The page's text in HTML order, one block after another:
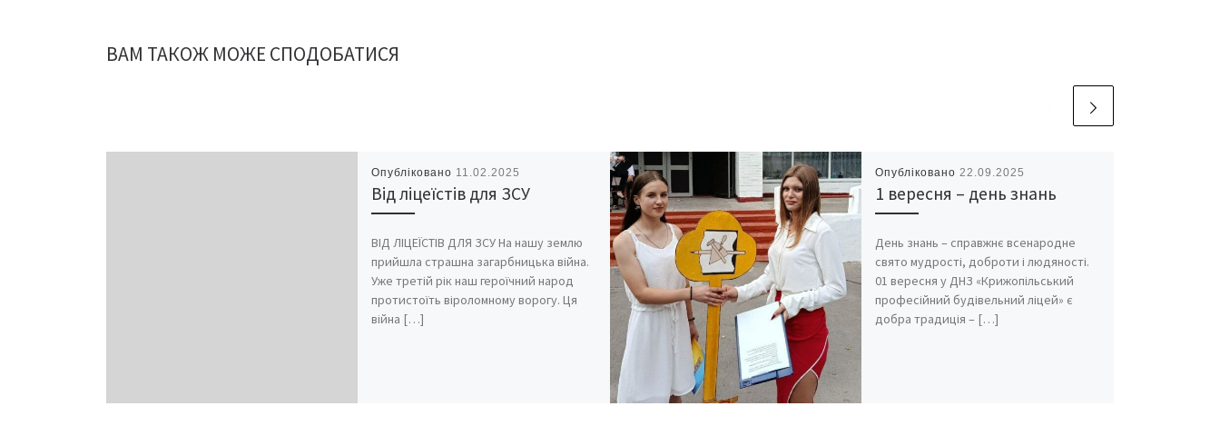
ВАМ ТАКОЖ МОЖЕ СПОДОБАТИСЯ
Опубліковано 11.02.2025
Від ліцеїстів для ЗСУ
ВІД ЛІЦЕЇСТІВ ДЛЯ ЗСУ На нашу землю
прийшла страшна загарбницька війна.
Уже третій рік наш героїчний народ
протистоїть віроломному ворогу. Ця
війна […]
Опубліковано 22.09.2025
1 вересня – день знань
День знань – справжнє всенародне
свято мудрості, доброти і людяності.
01 вересня у ДНЗ «Крижопільський
професійний будівельний ліцей» є
добра традиція – […]